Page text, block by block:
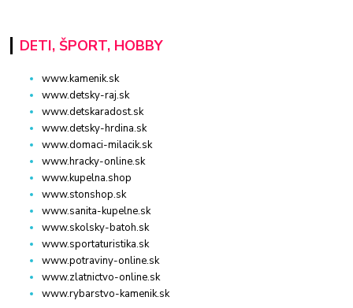
DETI, ŠPORT, HOBBY
www.kamenik.sk
www.detsky-raj.sk
www.detskaradost.sk
www.detsky-hrdina.sk
www.domaci-milacik.sk
www.hracky-online.sk
www.kupelna.shop
www.stonshop.sk
www.sanita-kupelne.sk
www.skolsky-batoh.sk
www.sportaturistika.sk
www.potraviny-online.sk
www.zlatnictvo-online.sk
www.rybarstvo-kamenik.sk